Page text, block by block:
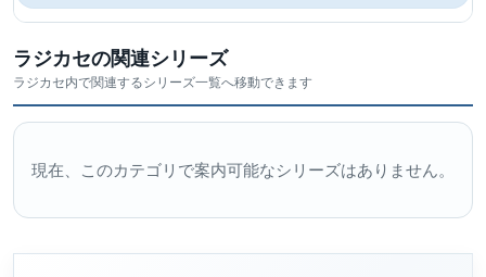
ラジカセの関連シリーズ
ラジカセ内で関連するシリーズ一覧へ移動できます
現在、このカテゴリで案内可能なシリーズはありません。